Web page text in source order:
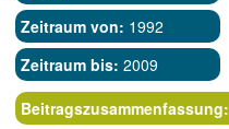
Zeitraum von: 1992
Zeitraum bis: 2009
Beitragszusammenfassung: